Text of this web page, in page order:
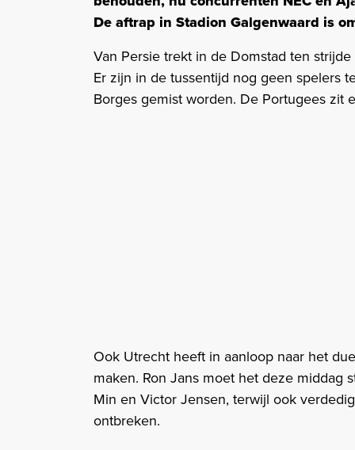
De aftrap in Stadion Galgenwaard is
Van Persie trekt in de Domstad ten
Er zijn in de tussentijd nog geen spelers
Borges gemist worden. De Portugees zit
Ook Utrecht heeft in aanloop naar het
maken. Ron Jans moet het deze middag
Min en Victor Jensen, terwijl ook
ontbreken.